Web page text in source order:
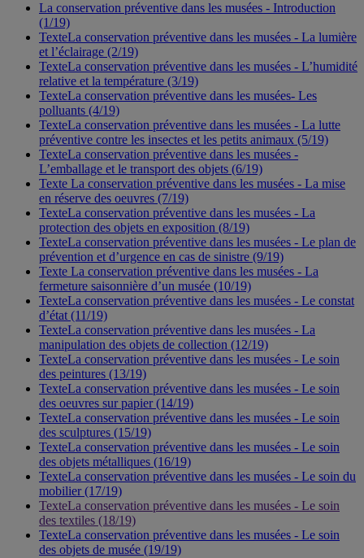
La conservation préventive dans les musées - Introduction
(1/19)
TexteLa conservation préventive dans les musées - La lumière
et l’éclairage (2/19)
TexteLa conservation préventive dans les musées - L’humidité
relative et la température (3/19)
TexteLa conservation préventive dans les musées- Les
polluants (4/19)
TexteLa conservation préventive dans les musées - La lutte
préventive contre les insectes et les petits animaux (5/19)
TexteLa conservation préventive dans les musées -
L’emballage et le transport des objets (6/19)
Texte La conservation préventive dans les musées - La mise
en réserve des oeuvres (7/19)
TexteLa conservation préventive dans les musées - La
protection des objets en exposition (8/19)
TexteLa conservation préventive dans les musées - Le plan de
prévention et d’urgence en cas de sinistre (9/19)
Texte La conservation préventive dans les musées - La
fermeture saisonnière d’un musée (10/19)
TexteLa conservation préventive dans les musées - Le constat
d’état (11/19)
TexteLa conservation préventive dans les musées - La
manipulation des objets de collection (12/19)
TexteLa conservation préventive dans les musées - Le soin
des peintures (13/19)
TexteLa conservation préventive dans les musées - Le soin
des oeuvres sur papier (14/19)
TexteLa conservation préventive dans les musées - Le soin
des sculptures (15/19)
TexteLa conservation préventive dans les musées - Le soin
des objets métalliques (16/19)
TexteLa conservation préventive dans les musées - Le soin du
mobilier (17/19)
TexteLa conservation préventive dans les musées - Le soin
des textiles (18/19)
TexteLa conservation préventive dans les musées - Le soin
des objets de musée (19/19)